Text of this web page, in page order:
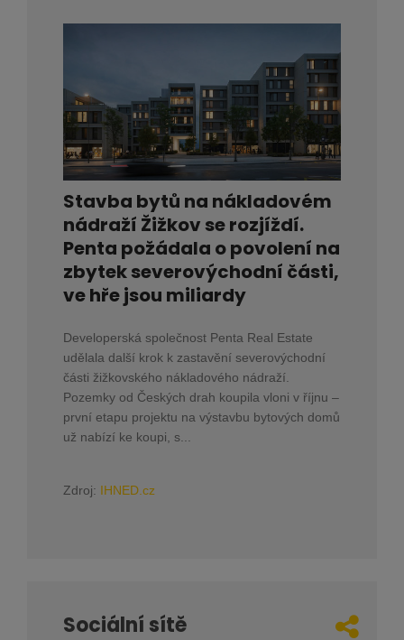
Stavba bytů na nákladovém
nádraží Žižkov se rozjíždí.
Penta požádala o povolení na
zbytek severovýchodní části,
ve hře jsou miliardy
Developerská společnost Penta Real Estate
udělala další krok k zastavění severovýchodní
části žižkovského nákladového nádraží.
Pozemky od Českých drah koupila vloni v říjnu –
první etapu projektu na výstavbu bytových domů
už nabízí ke koupi, s...
Zdroj: IHNED.cz
Sociální sítě